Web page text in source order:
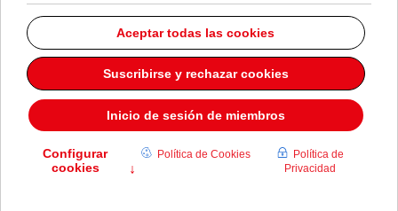
excrementos caninos que hay en el casco
antiguo y en la zona centro de Pozuelo de
Alarcón. En Abril el Ayuntamiento formalizó un
nuevo contrato de mantenimiento de
‘sanecanes’ con lo que se incrementará el
número de unidades instaladas en nuestro
municipio. Sin embargo, los pozueleros no
saben si esta medida será suficiente o habrá que